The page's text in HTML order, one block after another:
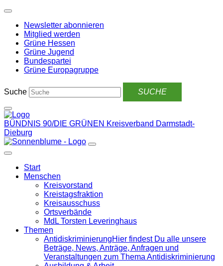
Weiter
Inhalt
Newsletter abonnieren
Mitglied werden
Grüne Hessen
Grüne Jugend
Bundespartei
Grüne Europagruppe
Suche
BÜNDNIS 90/DIE GRÜNEN Kreisverband Darmstadt-
Dieburg
Start
Menschen
Kreisvorstand
Kreistagsfraktion
Kreisausschuss
Ortsverbände
MdL Torsten Leveringhaus
Themen
Antidiskrimi­nierungHier findest Du alle unsere
Beträge, News, Anträge, Anfragen und
Veranstaltungen zum Thema Antidiskriminierung